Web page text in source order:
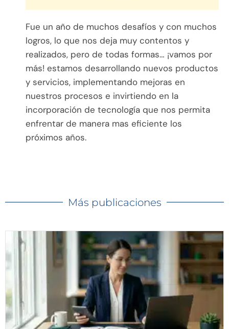
Fue un año de muchos desafíos y con muchos
logros, lo que nos deja muy contentos y
realizados, pero de todas formas… ¡vamos por
más! estamos desarrollando nuevos productos
y servicios, implementando mejoras en
nuestros procesos e invirtiendo en la
incorporación de tecnología que nos permita
enfrentar de manera mas eficiente los
próximos años.
Más publicaciones